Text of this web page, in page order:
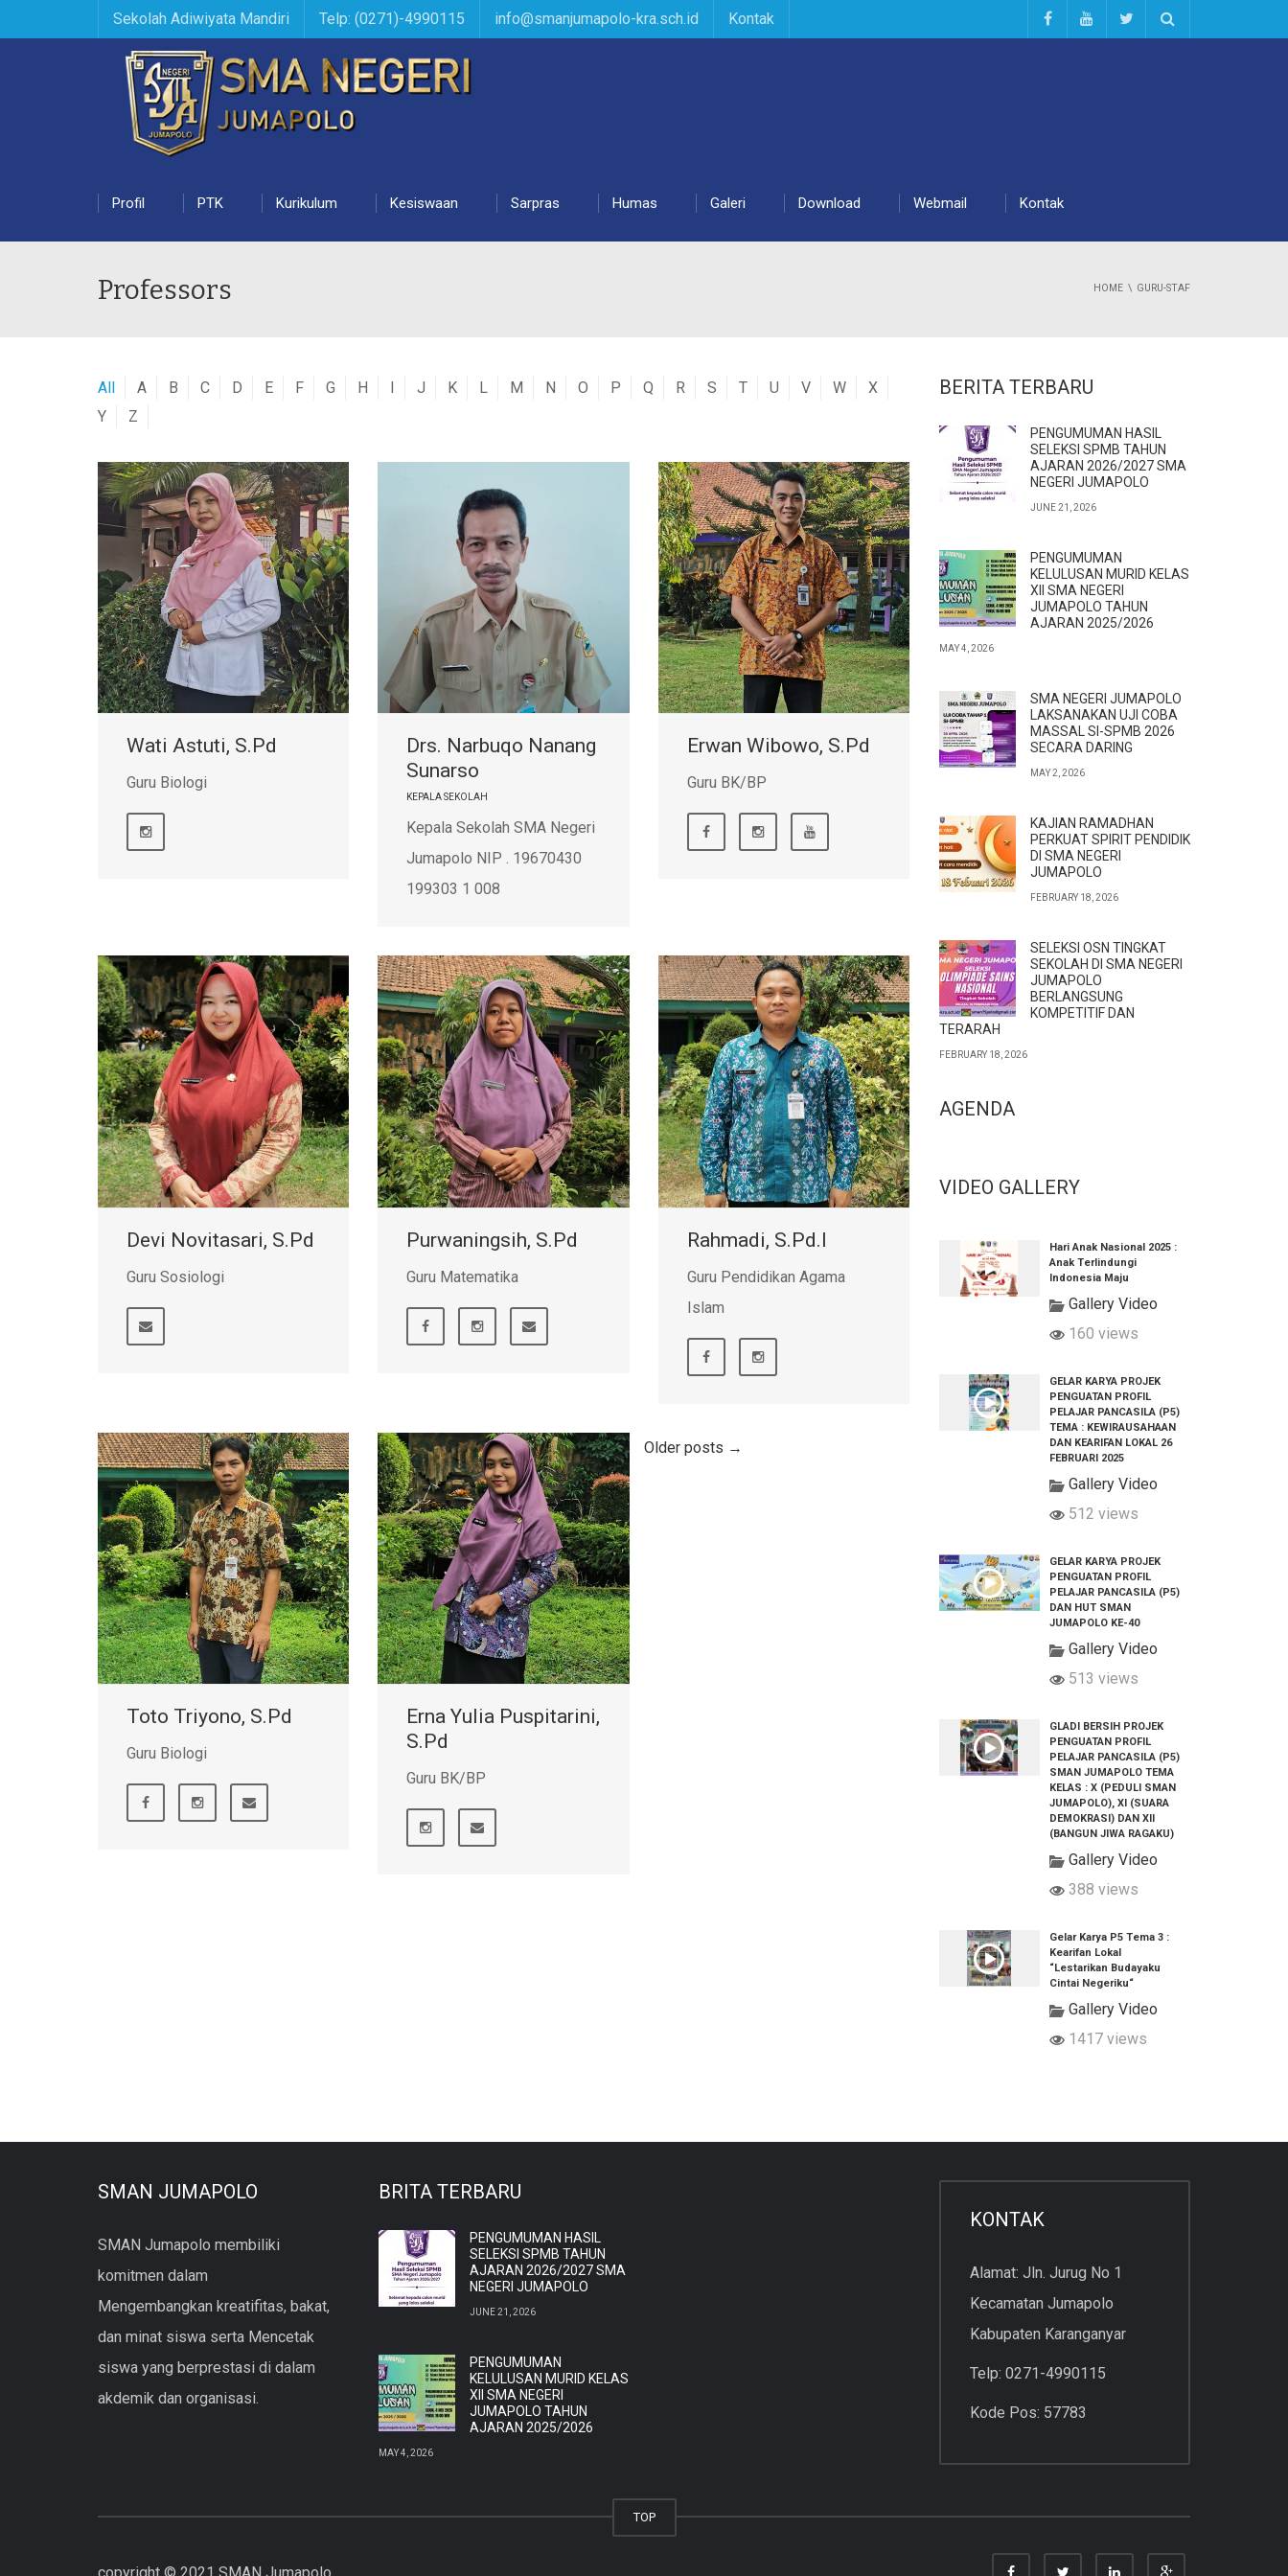
Sekolah Adiwiyata Mandiri Telp: (0271)-4990115 info@smanjumapolo-kra.sch.id Kontak
Profil PTK Kurikulum Kesiswaan Sarpras Humas Galeri Download Webmail Kontak
Professors HOME GURU-STAF
All A B C D E F G H I J K L M N O P Q R S T U V W
X
Y
Z
Wati Astuti, S.Pd
Guru Biologi
Drs. Narbuqo Nanang
Sunarso
KEPALA SEKOLAH
Kepala Sekolah SMA Negeri
Jumapolo NIP . 19670430
199303 1 008
Erwan Wibowo, S.Pd
Guru BK/BP
Devi Novitasari, S.Pd
Guru Sosiologi
Purwaningsih, S.Pd
Guru Matematika
Rahmadi, S.Pd.I
Guru Pendidikan Agama
Islam
Toto Triyono, S.Pd
Guru Biologi
Erna Yulia Puspitarini,
S.Pd
Guru BK/BP
Older posts →
BERITA TERBARU
PENGUMUMAN HASIL
SELEKSI SPMB TAHUN
AJARAN 2026/2027 SMA
NEGERI JUMAPOLO
JUNE 21, 2026
PENGUMUMAN
KELULUSAN MURID KELAS
XII SMA NEGERI
JUMAPOLO TAHUN
AJARAN 2025/2026
MAY 4, 2026
SMA NEGERI JUMAPOLO
LAKSANAKAN UJI COBA
MASSAL SI-SPMB 2026
SECARA DARING
MAY 2, 2026
KAJIAN RAMADHAN
PERKUAT SPIRIT PENDIDIK
DI SMA NEGERI
JUMAPOLO
FEBRUARY 18, 2026
SELEKSI OSN TINGKAT
SEKOLAH DI SMA NEGERI
JUMAPOLO
BERLANGSUNG
KOMPETITIF DAN
TERARAH
FEBRUARY 18, 2026
AGENDA
VIDEO GALLERY
Hari Anak Nasional 2025 :
Anak Terlindungi
Indonesia Maju
Gallery Video
160 views
GELAR KARYA PROJEK
PENGUATAN PROFIL
PELAJAR PANCASILA (P5)
TEMA : KEWIRAUSAHAAN
DAN KEARIFAN LOKAL 26
FEBRUARI 2025
Gallery Video
512 views
GELAR KARYA PROJEK
PENGUATAN PROFIL
PELAJAR PANCASILA (P5)
DAN HUT SMAN
JUMAPOLO KE-40
Gallery Video
513 views
GLADI BERSIH PROJEK
PENGUATAN PROFIL
PELAJAR PANCASILA (P5)
SMAN JUMAPOLO TEMA
KELAS : X (PEDULI SMAN
JUMAPOLO), XI (SUARA
DEMOKRASI) DAN XII
(BANGUN JIWA RAGAKU)
Gallery Video
388 views
Gelar Karya P5 Tema 3 :
Kearifan Lokal
“Lestarikan Budayaku
Cintai Negeriku“
Gallery Video
1417 views
SMAN JUMAPOLO
SMAN Jumapolo membiliki
komitmen dalam
Mengembangkan kreatifitas, bakat,
dan minat siswa serta Mencetak
siswa yang berprestasi di dalam
akdemik dan organisasi.
BRITA TERBARU
PENGUMUMAN HASIL
SELEKSI SPMB TAHUN
AJARAN 2026/2027 SMA
NEGERI JUMAPOLO
JUNE 21, 2026
PENGUMUMAN
KELULUSAN MURID KELAS
XII SMA NEGERI
JUMAPOLO TAHUN
AJARAN 2025/2026
MAY 4, 2026
KONTAK
Alamat: Jln. Jurug No 1
Kecamatan Jumapolo
Kabupaten Karanganyar
Telp: 0271-4990115
Kode Pos: 57783
TOP